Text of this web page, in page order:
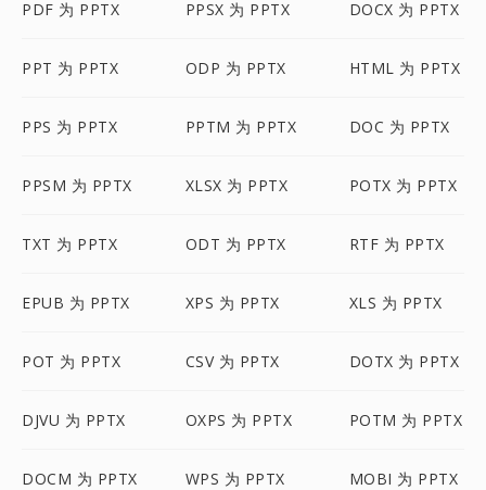
PDF 为 PPTX PPSX 为 PPTX DOCX 为 PPTX
PPT 为 PPTX ODP 为 PPTX HTML 为 PPTX
PPS 为 PPTX PPTM 为 PPTX DOC 为 PPTX
PPSM 为 PPTX XLSX 为 PPTX POTX 为 PPTX
TXT 为 PPTX ODT 为 PPTX RTF 为 PPTX
EPUB 为 PPTX XPS 为 PPTX XLS 为 PPTX
POT 为 PPTX CSV 为 PPTX DOTX 为 PPTX
DJVU 为 PPTX OXPS 为 PPTX POTM 为 PPTX
DOCM 为 PPTX WPS 为 PPTX MOBI 为 PPTX